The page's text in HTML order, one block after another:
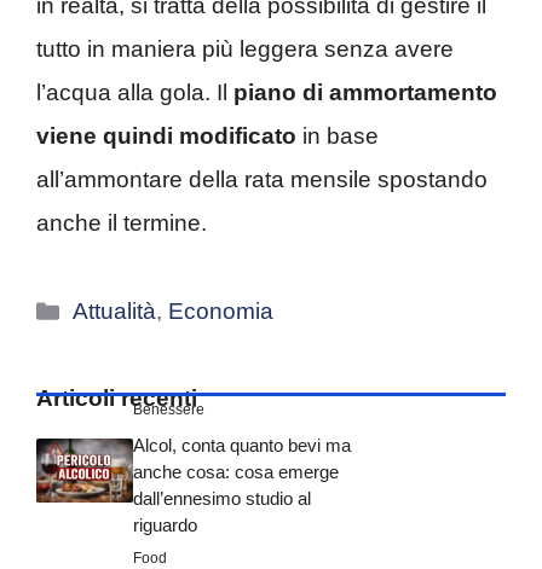
in realtà, si tratta della possibilità di gestire il
tutto in maniera più leggera senza avere
l’acqua alla gola. Il piano di ammortamento
viene quindi modificato in base
all’ammontare della rata mensile spostando
anche il termine.
Categorie
Attualità, Economia
Articoli recenti
Benessere
Alcol, conta quanto bevi ma
anche cosa: cosa emerge
dall’ennesimo studio al
riguardo
Food